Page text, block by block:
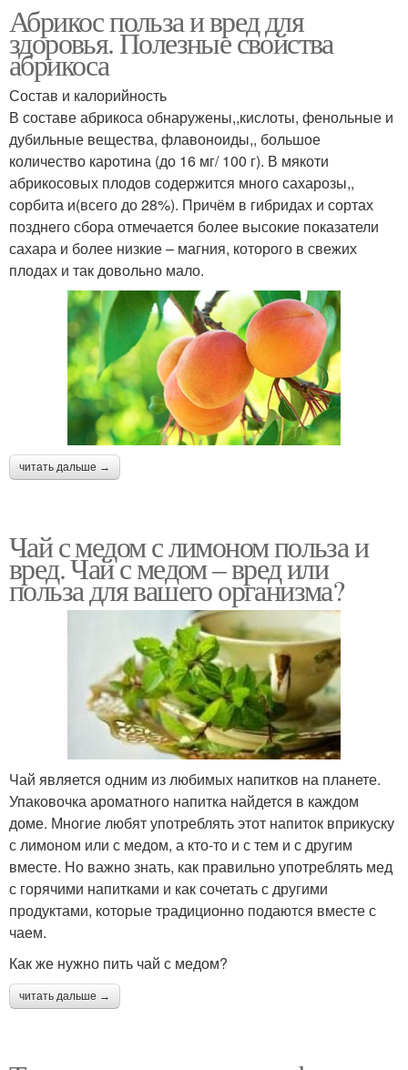
Абрикос польза и вред для
здоровья. Полезные свойства
абрикоса
Состав и калорийность
В составе абрикоса обнаружены,,кислоты, фенольные и
дубильные вещества, флавоноиды,, большое
количество каротина (до 16 мг/ 100 г). В мякоти
абрикосовых плодов содержится много сахарозы,,
сорбита и(всего до 28%). Причём в гибридах и сортах
позднего сбора отмечается более высокие показатели
сахара и более низкие – магния, которого в свежих
плодах и так довольно мало.
читать дальше →
Чай с медом с лимоном польза и
вред. Чай с медом – вред или
польза для вашего организма?
Чай является одним из любимых напитков на планете.
Упаковочка ароматного напитка найдется в каждом
доме. Многие любят употреблять этот напиток вприкуску
с лимоном или с медом, а кто-то и с тем и с другим
вместе. Но важно знать, как правильно употреблять мед
с горячими напитками и как сочетать с другими
продуктами, которые традиционно подаются вместе с
чаем.
Как же нужно пить чай с медом?
читать дальше →